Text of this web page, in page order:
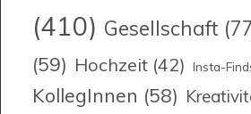
(410) Gesellschaft
(59) Hochzeit (42) Insta-
KollegInnen (58)